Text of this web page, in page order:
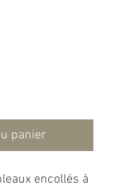
panier
encollés à